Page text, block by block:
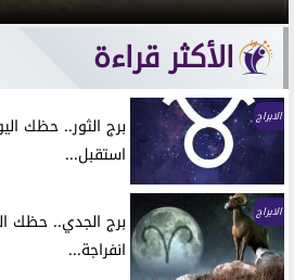
الأكثر قراءة
الابراج
استقبل...
الابراج
انفراجة...